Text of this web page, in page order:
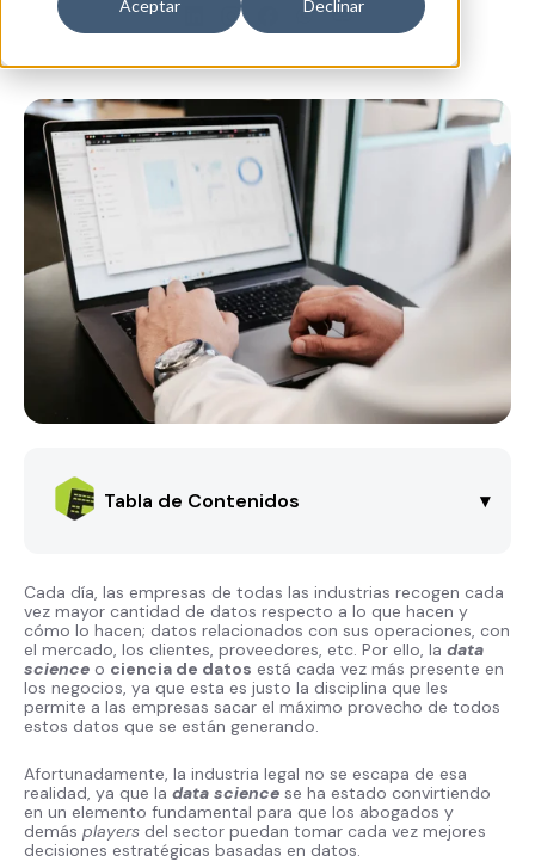
Aceptar Declinar
Tabla de Contenidos ▾
Cada día, las empresas de todas las industrias recogen cada
vez mayor cantidad de datos respecto a lo que hacen y
cómo lo hacen; datos relacionados con sus operaciones, con
el mercado, los clientes, proveedores, etc. Por ello, la data
science o ciencia de datos está cada vez más presente en
los negocios, ya que esta es justo la disciplina que les
permite a las empresas sacar el máximo provecho de todos
estos datos que se están generando.
Afortunadamente, la industria legal no se escapa de esa
realidad, ya que la data science se ha estado convirtiendo
en un elemento fundamental para que los abogados y
demás players del sector puedan tomar cada vez mejores
decisiones estratégicas basadas en datos.